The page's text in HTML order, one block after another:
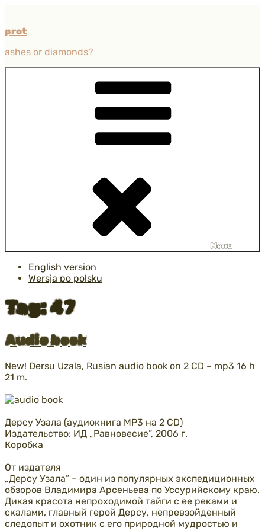
treści
prot
ashes or diamonds?
Menu
English version
Wersja po polsku
Tag:47
Opublikowane
w
Audio book
New! Dersu Uzala, Rusian audio book on 2 CD – mp3 16 h
21 m.
Дерсу Узала (аудиокнига MP3 на 2 CD)
Издательство: ИД „Равновесие”, 2006 г.
Коробка
От издателя
„Дерсу Узала” – один из популярных экспедиционных
обзоров Владимира Арсеньева по Уссурийскому краю.
Дикая красота непроходимой тайги с ее реками и
скалами, главный герой Дерсу, непревзойденный
следопыт и охотник с его природной мудростью и